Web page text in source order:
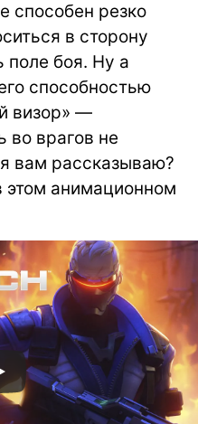
способен резко
в сторону
поле боя. Ну а
способностью
визор» —
во врагов не
вам рассказываю?
этом анимационном